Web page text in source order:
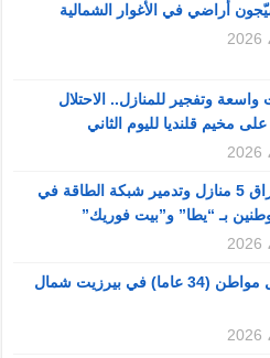
أراضي في الأغوار الشمالية
وتفجير للمنازل.. الاحتلال
مخيم قلنديا لليوم الثاني
9 إصابات وإحراق 5 منازل وتدمير شبكة الطاقة في
بـ “يطا” و”بيت فوريك”
الشرطة: مقتل مواطن (34 عاما) في بيرزيت شمال